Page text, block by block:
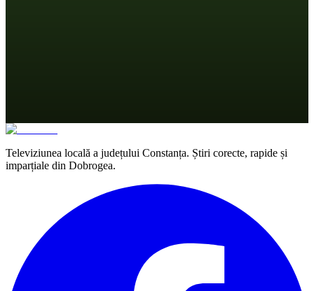
Televiziunea locală a județului Constanța. Știri corecte, rapide și
imparțiale din Dobrogea.